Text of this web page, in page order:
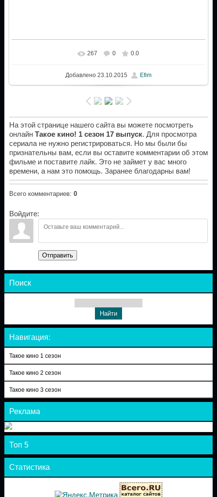
267 0 0.0
Добавлено23.10.2015 Efim
На этой странице нашего сайта вы можете посмотреть
онлайн Такое кино! 1 сезон 17 выпуск. Для просмотра
сериала не нужно регистрироваться. Но мы были бы
признательны вам, если вы оставите комментарии об этом
фильме и поставите лайк. Это не займет у вас много
времени, а нам это помощь. Заранее благодарны вам!
Всего комментариев: 0
Войдите:
Отправить
Поиск
Навигация:
Такое кино 1 сезон
Такое кино 2 сезон
Такое кино 3 сезон
Реклама
Топ 5
Статистика